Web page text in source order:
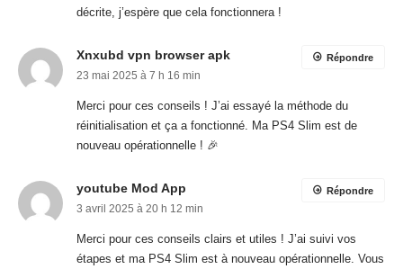
décrite, j’espère que cela fonctionnera !
Xnxubd vpn browser apk
23 mai 2025 à 7 h 16 min
Merci pour ces conseils ! J’ai essayé la méthode du
réinitialisation et ça a fonctionné. Ma PS4 Slim est de
nouveau opérationnelle ! 🎉
Répondre
youtube Mod App
3 avril 2025 à 20 h 12 min
Merci pour ces conseils clairs et utiles ! J’ai suivi vos
étapes et ma PS4 Slim est à nouveau opérationnelle. Vous
Répondre